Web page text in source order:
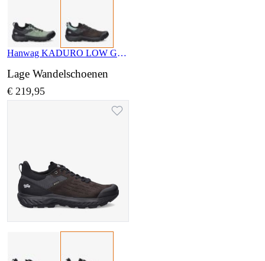
Hanwag KADURO LOW GTX H301001 064012
Lage Wandelschoenen
€ 219,95